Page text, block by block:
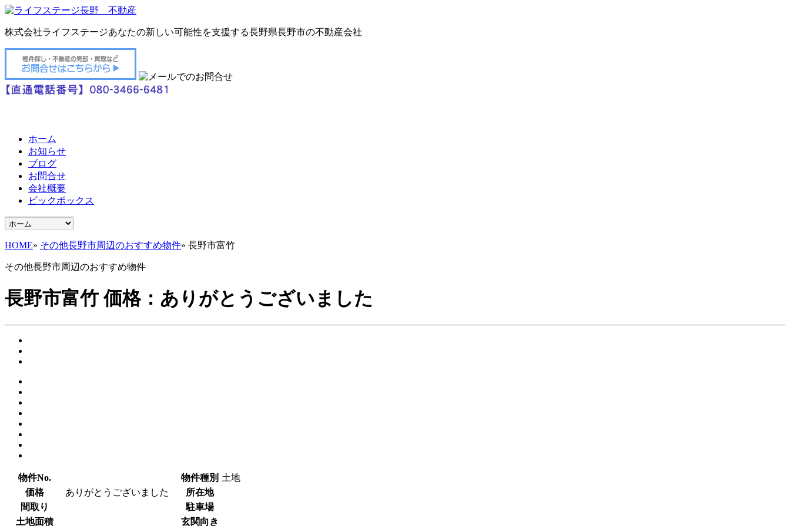
株式会社ライフステージあなたの新しい可能性を支援する長野県長野市の不動産会社
ホーム
お知らせ
ブログ
お問合せ
会社概要
ビックボックス
HOME» その他長野市周辺のおすすめ物件» 長野市富竹
その他長野市周辺のおすすめ物件
長野市富竹価格： ありがとうございました
物件No. 物件種別 土地
価格
ありがとうございました
所在地
間取り
駐車場
土地面積
玄関向き